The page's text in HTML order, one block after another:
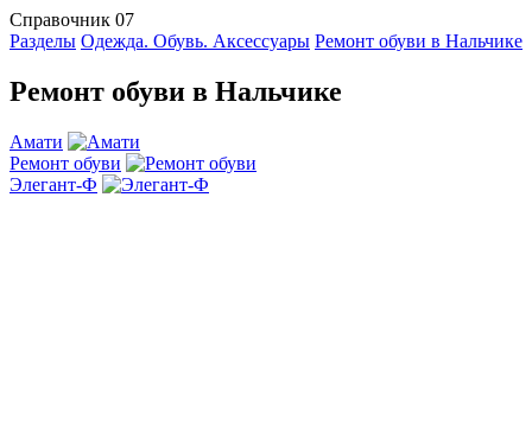
Справочник 07
Разделы Одежда. Обувь. Аксессуары Ремонт обуви в Нальчике
Ремонт обуви в Нальчике
Амати
Ремонт обуви
Элегант-Ф